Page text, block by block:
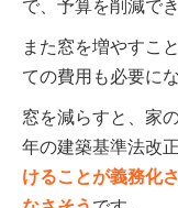
で、予算を削減でき
また窓を増やすこ
ての費用も必要に
窓を減らすと、家
年の建築基準法改
けることが義務化